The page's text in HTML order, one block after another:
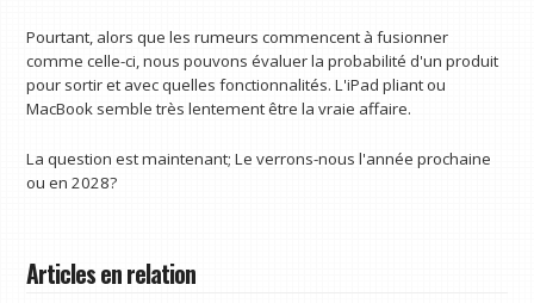
Pourtant, alors que les rumeurs commencent à fusionner
comme celle-ci, nous pouvons évaluer la probabilité d'un produit
pour sortir et avec quelles fonctionnalités. L'iPad pliant ou
MacBook semble très lentement être la vraie affaire.
La question est maintenant; Le verrons-nous l'année prochaine
ou en 2028?
Articles en relation